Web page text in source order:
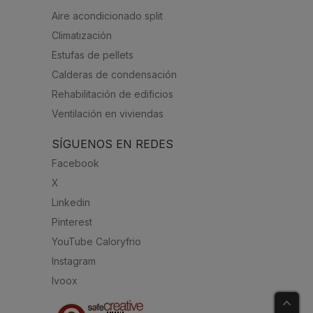
Aire acondicionado split
Climatización
Estufas de pellets
Calderas de condensación
Rehabilitación de edificios
Ventilación en viviendas
SÍGUENOS EN REDES
Facebook
X
Linkedin
Pinterest
YouTube Caloryfrio
Instagram
Ivoox